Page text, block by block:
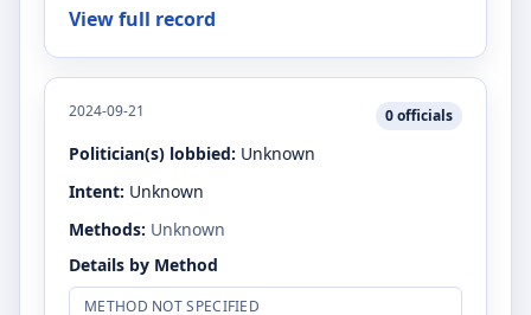
View full record
2024-09-21 0officials
Politician(s) lobbied: Unknown
Intent: Unknown
Methods: Unknown
Details by Method
METHOD NOT SPECIFIED